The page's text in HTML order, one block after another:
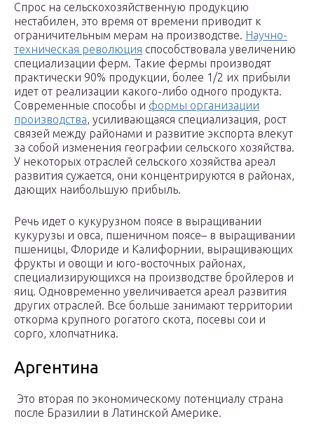
Спрос на сельскохозяйственную продукцию
нестабилен, это время от времени приводит к
ограничительным мерам на производстве. Научно-
техническая революция способствовала увеличению
специализации ферм. Такие фермы производят
практически 90% продукции, более 1/2 их прибыли
идет от реализации какого-либо одного продукта.
Современные способы и формы организации
производства, усиливающаяся специализация, рост
связей между районами и развитие экспорта влекут
за собой изменения географии сельского хозяйства.
У некоторых отраслей сельского хозяйства ареал
развития сужается, они концентрируются в районах,
дающих наибольшую прибыль.
Речь идет о кукурузном поясе в выращивании
кукурузы и овса, пшеничном поясе– в выращивании
пшеницы, Флориде и Калифорнии, выращивающих
фрукты и овощи и юго-восточных районах,
специализирующихся на производстве бройлеров и
яиц. Одновременно увеличивается ареал развития
других отраслей. Все больше занимают территории
откорма крупного рогатого скота, посевы сои и
сорго, хлопчатника.
Аргентина
Это вторая по экономическому потенциалу страна
после Бразилии в Латинской Америке.